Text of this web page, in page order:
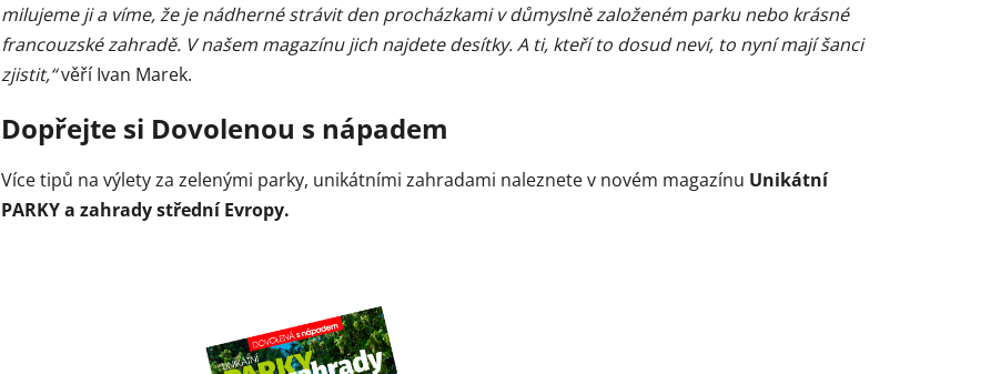
milujeme ji a víme, že je nádherné strávit den procházkami v důmyslně založeném parku nebo krásné
francouzské zahradě. V našem magazínu jich najdete desítky. A ti, kteří to dosud neví, to nyní mají šanci
zjistit,“věří Ivan Marek.
Dopřejte si Dovolenou s nápadem
Více tipů na výlety za zelenými parky, unikátními zahradami naleznete v novém magazínu Unikátní
PARKY a zahrady střední Evropy.